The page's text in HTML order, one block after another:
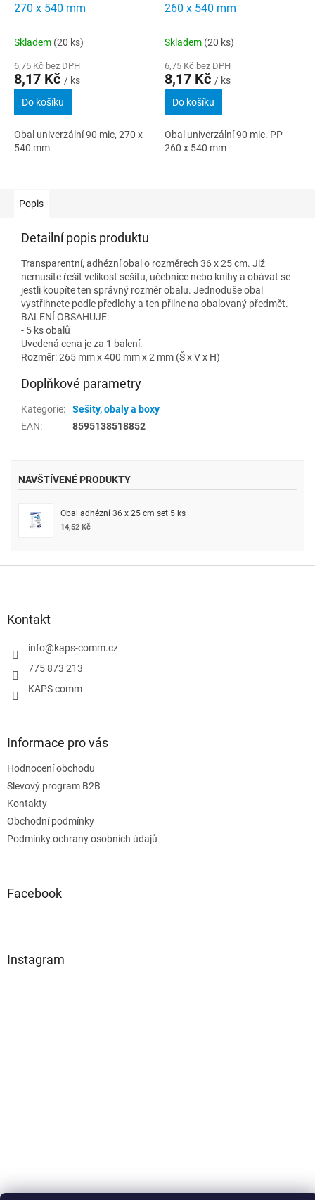
270 x 540 mm
Skladem (20 ks)
6,75 Kč bez DPH
8,17 Kč / ks
Do košíku
Obal univerzální 90 mic, 270 x
540 mm
260 x 540 mm
Skladem (20 ks)
6,75 Kč bez DPH
8,17 Kč / ks
Do košíku
Obal univerzální 90 mic. PP
260 x 540 mm
Popis
Detailní popis produktu
Transparentní, adhézní obal o rozměrech 36 x 25 cm. Již
nemusíte řešit velikost sešitu, učebnice nebo knihy a obávat se
jestli koupíte ten správný rozměr obalu. Jednoduše obal
vystřihnete podle předlohy a ten přilne na obalovaný předmět.
BALENÍ OBSAHUJE:
- 5 ks obalů
Uvedená cena je za 1 balení.
Rozměr: 265 mm x 400 mm x 2 mm (Š x V x H)
Doplňkové parametry
Kategorie:
Sešity, obaly a boxy
EAN: 8595138518852
NAVŠTÍVENÉ PRODUKTY
Obal adhézní 36 x 25 cm set 5 ks
14,52 Kč
Kontakt
info@kaps-comm.cz
775 873 213
KAPS comm
Informace pro vás
Hodnocení obchodu
Slevový program B2B
Kontakty
Obchodní podmínky
Podmínky ochrany osobních údajů
Facebook
Instagram